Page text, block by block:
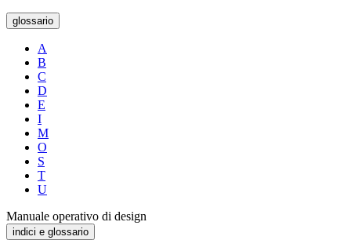
glossario
A
B
C
D
E
I
M
O
S
T
U
Manuale operativo di design
indici e glossario